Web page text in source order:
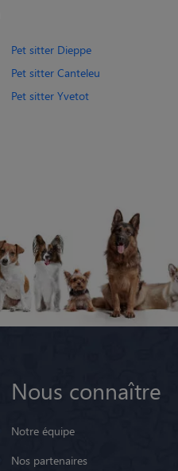
Pet sitter Dieppe
Pet sitter Canteleu
Pet sitter Yvetot
Nous connaître
Notre équipe
Nos partenaires